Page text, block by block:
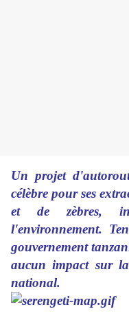
Un projet
célèbre pour ses
et de zèbres,
l'environnement.
gouvernement
aucun impact sur
national.